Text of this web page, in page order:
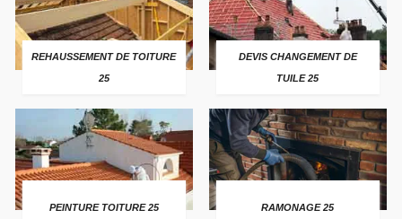
REHAUSSEMENT DE TOITURE
25
DEVIS CHANGEMENT DE
TUILE 25
PEINTURE TOITURE 25 RAMONAGE 25